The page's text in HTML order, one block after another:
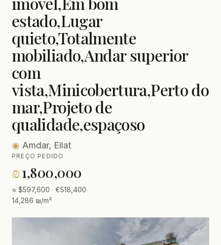
estado,Lugar
quieto,Totalmente
mobiliado,Andar superior
com
vista,Minicobertura,Perto do
mar,Projeto de
qualidade,espaçoso
◉ Amdar, Eilat
PREÇO PEDIDO
₪1,800,000
≈ $597,600 · €518,400
14,286 ₪/m²